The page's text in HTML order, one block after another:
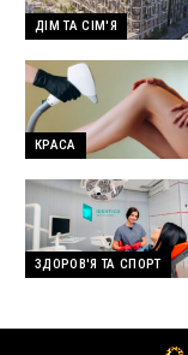
ДІМ ТА СІМ'Я
КРАСА
ЗДОРОВ'Я ТА СПОРТ